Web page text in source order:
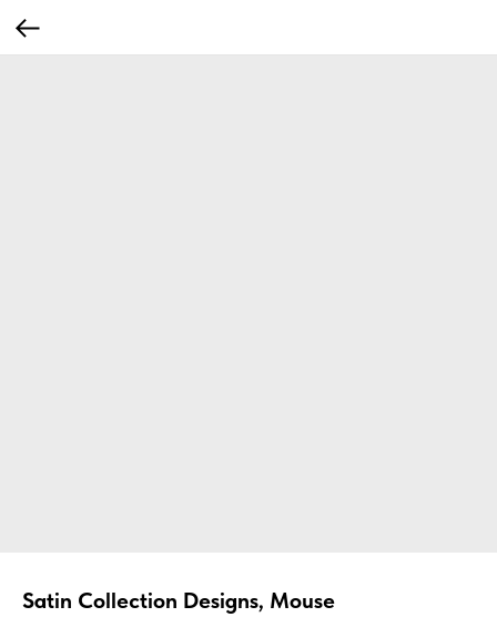
Satin Collection Designs, Mouse